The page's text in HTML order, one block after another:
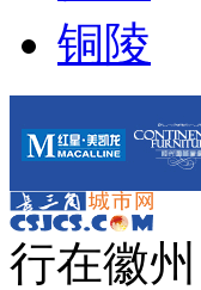
铜陵
行在徽州